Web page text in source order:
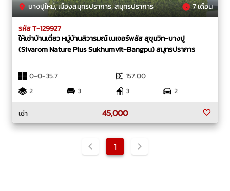
บางปูใหม่, เมืองสมุทรปราการ, สมุทรปราการ 7 เดือน
รหัส T-129927
ให้เช่าบ้านเดี่ยว หมู่บ้านสิวารมณ์ เนเจอร์พลัส สุขุมวิท-บางปู
(Sivarom Nature Plus Sukhumvit-Bangpu) สมุทรปราการ
0-0-35.7
157.00
2
3 3
2
เช่า
45,000
1